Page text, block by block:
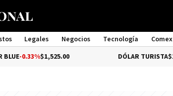
Legales Negocios Tecnología
Comex
$1,525.00 DÓLAR TURISTA$1,976.00